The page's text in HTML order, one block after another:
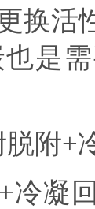
换活
是
脱附+
冷凝